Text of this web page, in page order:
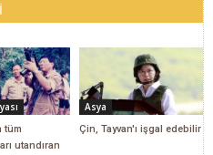
tüm
utandıran
Asya
Çin, Tayvan'ı işgal edebilir